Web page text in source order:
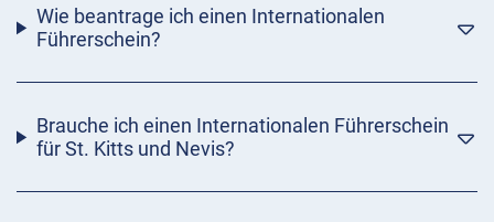
Wie beantrage ich einen Internationalen
Führerschein?
Brauche ich einen Internationalen Führerschein
für St. Kitts und Nevis?